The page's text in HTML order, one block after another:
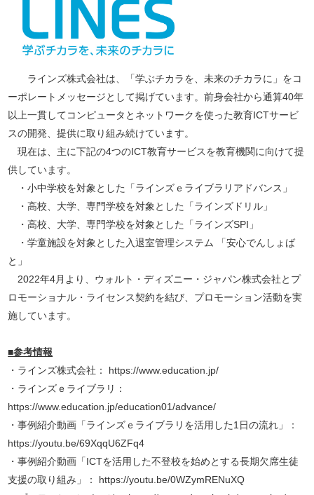
ラインズ株式会社は、「学ぶチカラを、未来のチカラに」をコ
ーポレートメッセージとして掲げています。前身会社から通算40年
以上一貫してコンピュータとネットワークを使った教育ICTサービ
スの開発、提供に取り組み続けています。
現在は、主に下記の4つのICT教育サービスを教育機関に向けて提
供しています。
・小中学校を対象とした「ラインズｅライブラリアドバンス」
・高校、大学、専門学校を対象とした「ラインズドリル」
・高校、大学、専門学校を対象とした「ラインズSPI」
・学童施設を対象とした入退室管理システム 「安心でんしょば
と」
2022年4月より、ウォルト・ディズニー・ジャパン株式会社とプ
ロモーショナル・ライセンス契約を結び、プロモーション活動を実
施しています。
■参考情報
・ラインズ株式会社： https://www.education.jp/
・ラインズｅライブラリ：
https://www.education.jp/education01/advance/
・事例紹介動画「ラインズｅライブラリを活用した1日の流れ」：
https://youtu.be/69XqqU6ZFq4
・事例紹介動画「ICTを活用した不登校を始めとする長期欠席生徒
支援の取り組み」： https://youtu.be/0WZymRENuXQ